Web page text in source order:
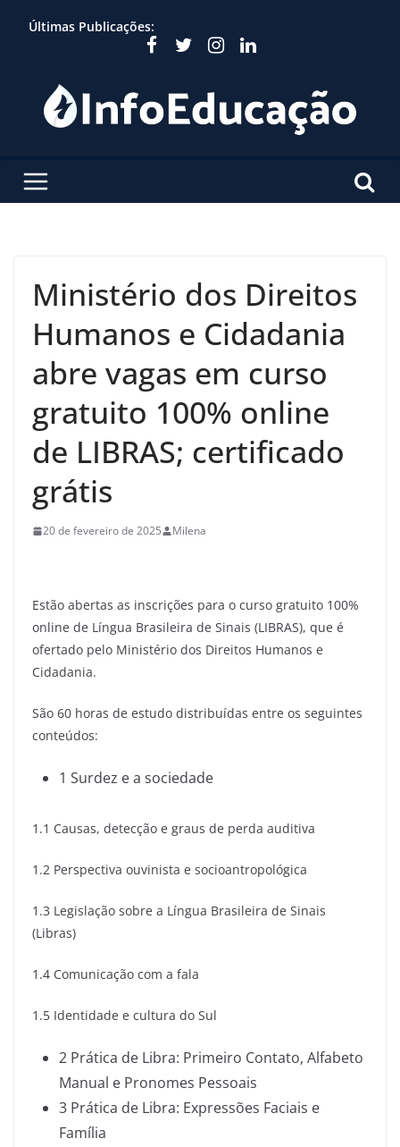
Últimas Publicações:
Ministério dos Direitos
Humanos e Cidadania
abre vagas em curso
gratuito 100% online
de LIBRAS; certificado
grátis
20 de fevereiro de 2025 Milena
Estão abertas as inscrições para o curso gratuito 100%
online de Língua Brasileira de Sinais (LIBRAS), que é
ofertado pelo Ministério dos Direitos Humanos e
Cidadania.
São 60 horas de estudo distribuídas entre os seguintes
conteúdos:
1 Surdez e a sociedade
1.1 Causas, detecção e graus de perda auditiva
1.2 Perspectiva ouvinista e socioantropológica
1.3 Legislação sobre a Língua Brasileira de Sinais
(Libras)
1.4 Comunicação com a fala
1.5 Identidade e cultura do Sul
2 Prática de Libra: Primeiro Contato, Alfabeto
Manual e Pronomes Pessoais
3 Prática de Libra: Expressões Faciais e
Família